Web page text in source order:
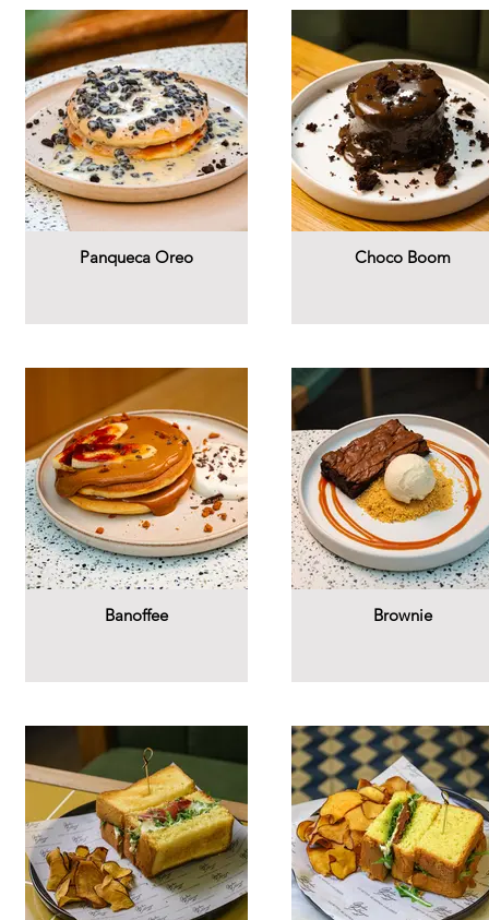
Panqueca Oreo Choco Boom
Banoffee Brownie